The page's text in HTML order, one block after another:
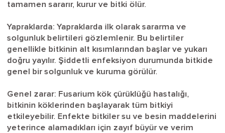
tamamen sararır, kurur ve bitki ölür.
Yapraklarda: Yapraklarda ilk olarak sararma ve
solgunluk belirtileri gözlemlenir. Bu belirtiler
genellikle bitkinin alt kısımlarından başlar ve yukarı
doğru yayılır. Şiddetli enfeksiyon durumunda bitkide
genel bir solgunluk ve kuruma görülür.
Genel zarar: Fusarium kök çürüklüğü hastalığı,
bitkinin köklerinden başlayarak tüm bitkiyi
etkileyebilir. Enfekte bitkiler su ve besin maddelerini
yeterince alamadıkları için zayıf büyür ve verim